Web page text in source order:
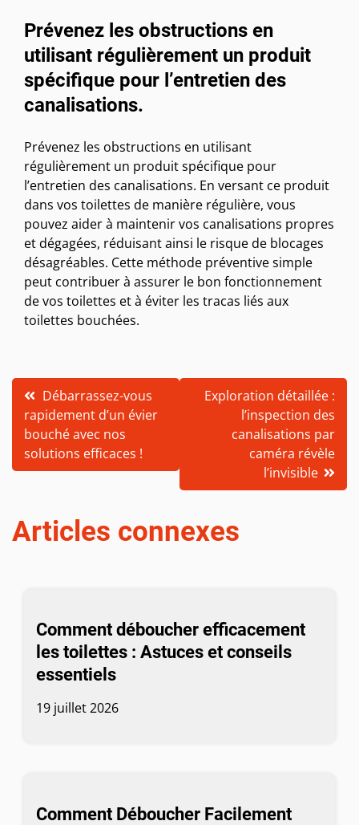
Prévenez les obstructions en
utilisant régulièrement un produit
spécifique pour l’entretien des
canalisations.
Prévenez les obstructions en utilisant
régulièrement un produit spécifique pour
l’entretien des canalisations. En versant ce produit
dans vos toilettes de manière régulière, vous
pouvez aider à maintenir vos canalisations propres
et dégagées, réduisant ainsi le risque de blocages
désagréables. Cette méthode préventive simple
peut contribuer à assurer le bon fonctionnement
de vos toilettes et à éviter les tracas liés aux
toilettes bouchées.
Navigation
de
l’article
Débarrassez-vous
rapidement d’un évier
bouché avec nos
solutions efficaces !
Exploration détaillée :
l’inspection des
canalisations par
caméra révèle
l’invisible
Articles connexes
Comment déboucher efficacement
les toilettes : Astuces et conseils
essentiels
19 juillet 2026
Comment Déboucher Facilement